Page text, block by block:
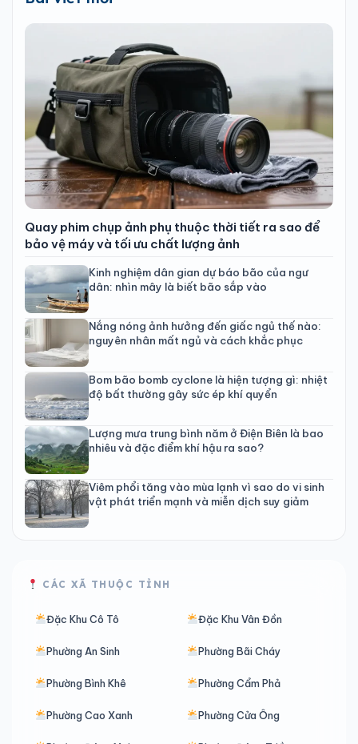
Quay phim chụp ảnh phụ thuộc thời tiết ra sao để
bảo vệ máy và tối ưu chất lượng ảnh
Kinh nghiệm dân gian dự báo bão của ngư
dân: nhìn mây là biết bão sắp vào
Nắng nóng ảnh hưởng đến giấc ngủ thế nào:
nguyên nhân mất ngủ và cách khắc phục
Bom bão bomb cyclone là hiện tượng gì: nhiệt
độ bất thường gây sức ép khí quyển
Lượng mưa trung bình năm ở Điện Biên là bao
nhiêu và đặc điểm khí hậu ra sao?
Viêm phổi tăng vào mùa lạnh vì sao do vi sinh
vật phát triển mạnh và miễn dịch suy giảm
CÁC XÃ THUỘC TỈNH
Đặc Khu Cô Tô Đặc Khu Vân Đồn
Phường An Sinh Phường Bãi Cháy
Phường Bình Khê Phường Cẩm Phả
Phường Cao Xanh Phường Cửa Ông